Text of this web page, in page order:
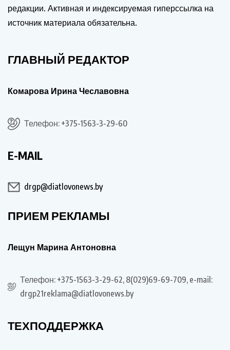
редакции. Активная и индексируемая гиперссылка на
источник материала обязательна.
ГЛАВНЫЙ РЕДАКТОР
Комарова Ирина Чеславовна
Телефон: +375-1563-3-29-60
E-MAIL
drgp@diatlovonews.by
ПРИЕМ РЕКЛАМЫ
Лещун Марина Антоновна
Телефон: +375-1563-3-29-62, 8(029)69-69-709, e-mail:
drgp21reklama@diatlovonews.by
ТЕХПОДДЕРЖКА